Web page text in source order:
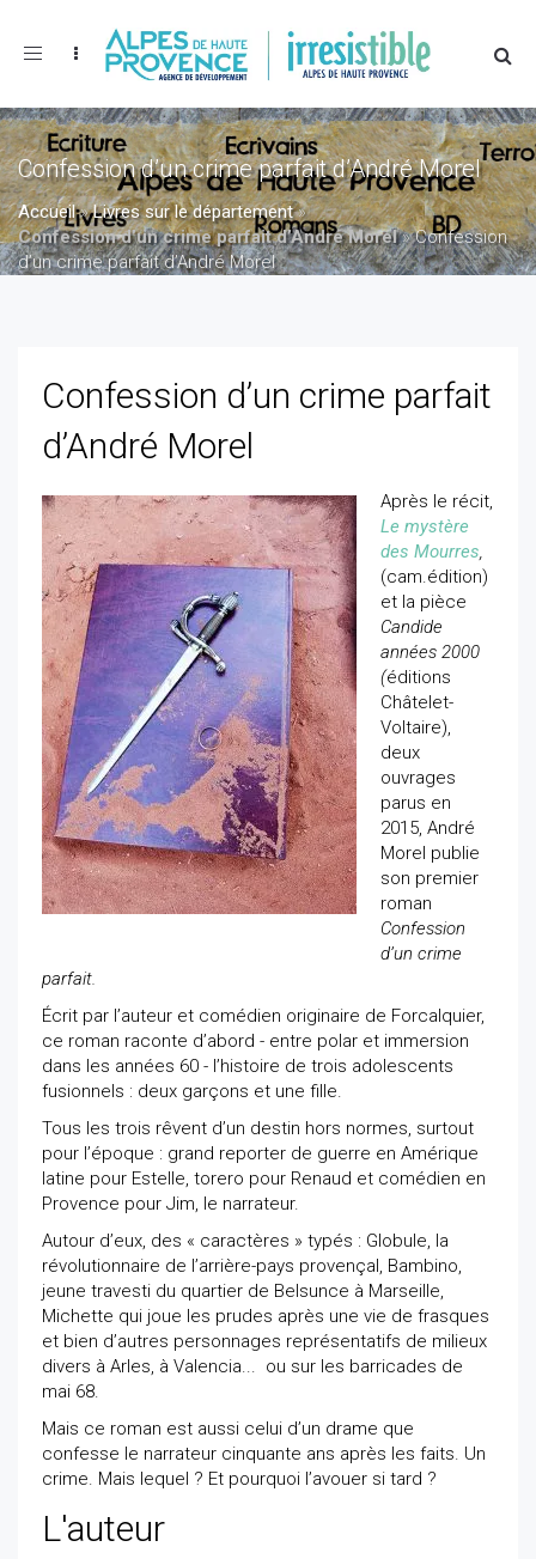
Toggle
Confession d’un crime parfait d’André Morel
Accueil»Livres sur le département»
Confession d’un crime parfait d’André Morel»Confession
d’un crime parfait d’André Morel
Confession d’un crime parfait
d’André Morel
Après le récit,
Le mystère
des Mourres,
(cam.édition)
et la pièce
Candide
années 2000
(éditions
Châtelet-
Voltaire),
deux
ouvrages
parus en
2015, André
Morel publie
son premier
roman
Confession
d’un crime
parfait.
Écrit par l’auteur et comédien originaire de Forcalquier,
ce roman raconte d’abord - entre polar et immersion
dans les années 60 - l’histoire de trois adolescents
fusionnels : deux garçons et une fille.
Tous les trois rêvent d’un destin hors normes, surtout
pour l’époque : grand reporter de guerre en Amérique
latine pour Estelle, torero pour Renaud et comédien en
Provence pour Jim, le narrateur.
Autour d’eux, des « caractères » typés : Globule, la
révolutionnaire de l’arrière-pays provençal, Bambino,
jeune travesti du quartier de Belsunce à Marseille,
Michette qui joue les prudes après une vie de frasques
et bien d’autres personnages représentatifs de milieux
divers à Arles, à Valencia... ou sur les barricades de
mai 68.
Mais ce roman est aussi celui d’un drame que
confesse le narrateur cinquante ans après les faits. Un
crime. Mais lequel ? Et pourquoi l’avouer si tard ?
L'auteur